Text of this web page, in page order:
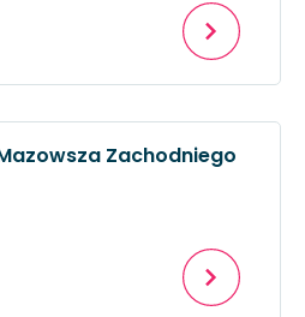
Zachodniego